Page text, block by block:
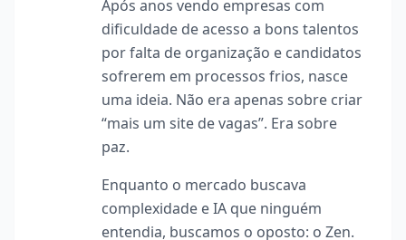
Após anos vendo empresas com
dificuldade de acesso a bons talentos
por falta de organização e candidatos
sofrerem em processos frios, nasce
uma ideia. Não era apenas sobre criar
“mais um site de vagas”. Era sobre
paz.
Enquanto o mercado buscava
complexidade e IA que ninguém
entendia, buscamos o oposto: o Zen.